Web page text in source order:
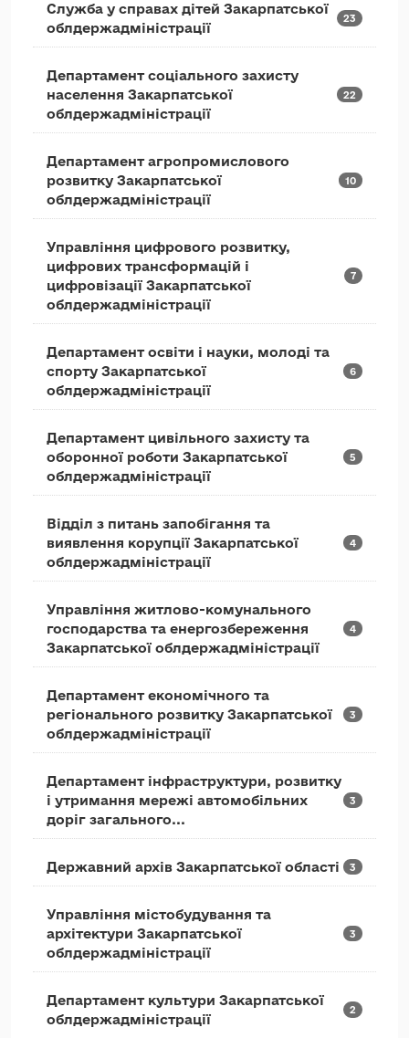
Служба у справах дітей Закарпатської
облдержадміністрації
23
Департамент соціального захисту
населення Закарпатської
облдержадміністрації
22
Департамент агропромислового
розвитку Закарпатської
облдержадміністрації
10
Управління цифрового розвитку,
цифрових трансформацій і
цифровізації Закарпатської
облдержадміністрації
7
Департамент освіти і науки, молоді та
спорту Закарпатської
облдержадміністрації
6
Департамент цивільного захисту та
оборонної роботи Закарпатської
облдержадміністрації
5
Відділ з питань запобігання та
виявлення корупції Закарпатської
облдержадміністрації
4
Управління житлово-комунального
господарства та енергозбереження
Закарпатської облдержадміністрації
4
Департамент економічного та
регіонального розвитку Закарпатської
облдержадміністрації
3
Департамент інфраструктури, розвитку
і утримання мережі автомобільних
доріг загального...
3
Державний архів Закарпатської області 3
Управління містобудування та
архітектури Закарпатської
облдержадміністрації
3
Департамент культури Закарпатської
облдержадміністрації
2